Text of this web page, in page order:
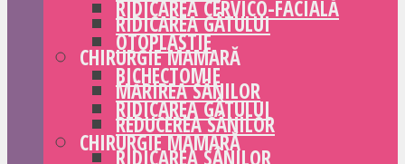
RIDICAREA GÂTULUI
CHIRURGIE MAMARĂ
MĂRIREA SÂNILOR
REDUCEREA SÂNILOR
RIDICAREA SÂNILOR
RIDICAREA CERVICO-FACIALĂ
OTOPLASTIE
BICHECTOMIE
RIDICAREA GÂTULUI
CHIRURGIE MAMARĂ